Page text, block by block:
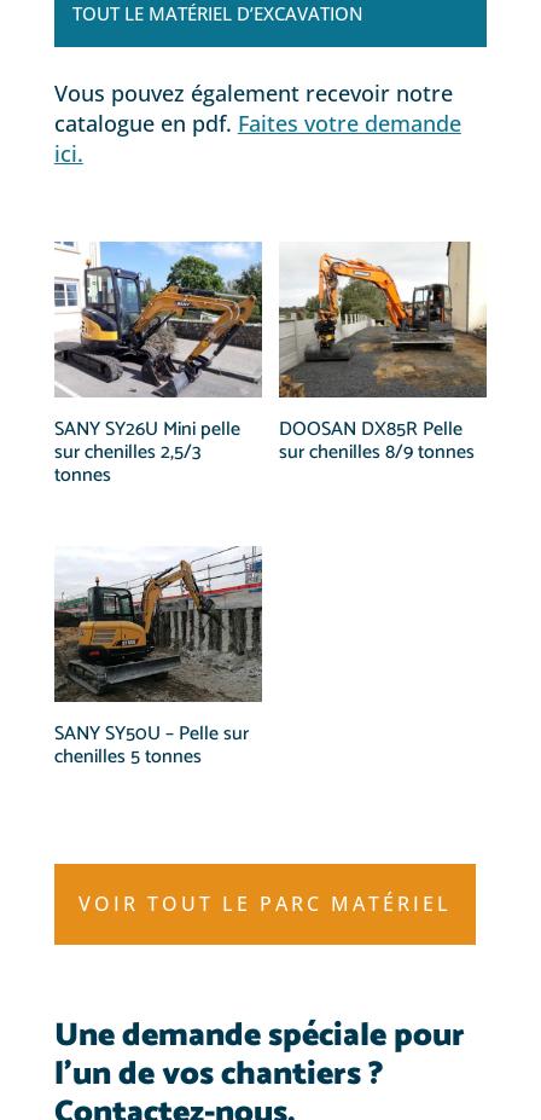
TOUT LE MATÉRIEL D’EXCAVATION
Vous pouvez également recevoir notre
catalogue en pdf. Faites votre demande
ici.
SANY SY26U Mini pelle
sur chenilles 2,5/3
tonnes
DOOSAN DX85R Pelle
sur chenilles 8/9 tonnes
SANY SY50U – Pelle sur
chenilles 5 tonnes
VOIR TOUT LE PARC MATÉRIEL
Une demande spéciale pour
l’un de vos chantiers ?